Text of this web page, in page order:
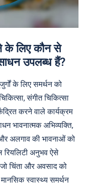
के लिए कौन से
उपलब्ध हैं?
के लिए समर्थन को
संगीत चिकित्सा
करने वाले कार्यक्रम
भावनात्मक अभिव्यक्ति,
अलगाव की भावनाओं को
अनुभव ऐसे
चिंता और अवसाद को
स्वास्थ्य समर्थन